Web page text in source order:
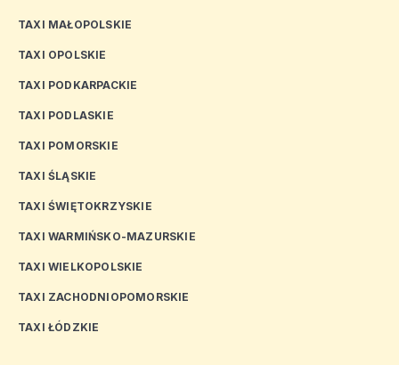
TAXI MAŁOPOLSKIE
TAXI OPOLSKIE
TAXI PODKARPACKIE
TAXI PODLASKIE
TAXI POMORSKIE
TAXI ŚLĄSKIE
TAXI ŚWIĘTOKRZYSKIE
TAXI WARMIŃSKO-MAZURSKIE
TAXI WIELKOPOLSKIE
TAXI ZACHODNIOPOMORSKIE
TAXI ŁÓDZKIE